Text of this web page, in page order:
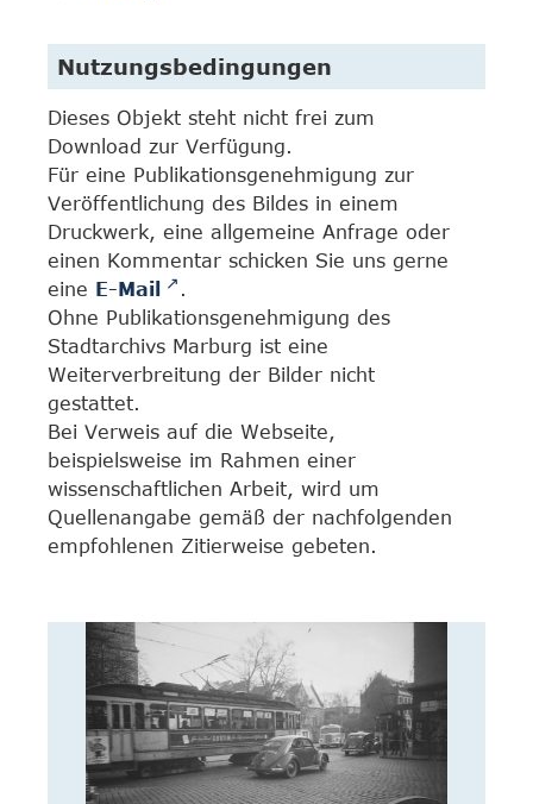
Nutzungsbedingungen
Dieses Objekt steht nicht frei zum
Download zur Verfügung.
Für eine Publikationsgenehmigung zur
Veröffentlichung des Bildes in einem
Druckwerk, eine allgemeine Anfrage oder
einen Kommentar schicken Sie uns gerne
eine E-Mail
.
Ohne Publikationsgenehmigung des
Stadtarchivs Marburg ist eine
Weiterverbreitung der Bilder nicht
gestattet.
Bei Verweis auf die Webseite,
beispielsweise im Rahmen einer
wissenschaftlichen Arbeit, wird um
Quellenangabe gemäß der nachfolgenden
empfohlenen Zitierweise gebeten.